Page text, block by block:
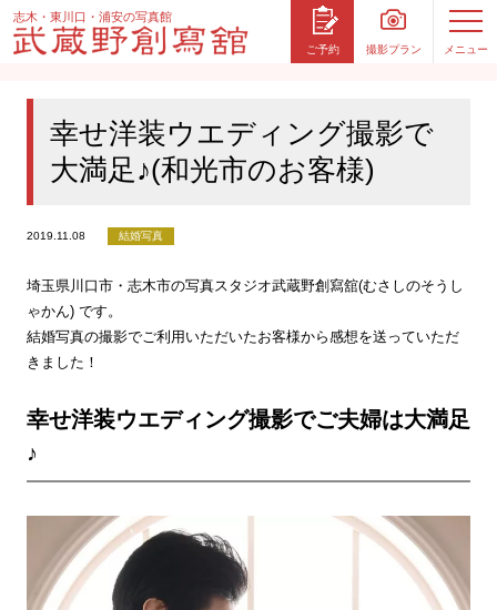
志木・東川口・浦安の写真館
ご予約 撮影プラン メニュー
幸せ洋装ウエディング撮影で
大満足♪(和光市のお客様)
2019.11.08 結婚写真
埼玉県川口市・志木市の写真スタジオ武蔵野創寫舘(むさしのそうし
ゃかん) です。
結婚写真の撮影でご利用いただいたお客様から感想を送っていただ
きました！
幸せ洋装ウエディング撮影でご夫婦は大満足
♪